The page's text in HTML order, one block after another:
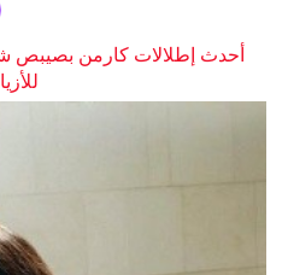
أحدث إطلالات كارمن بصيبص